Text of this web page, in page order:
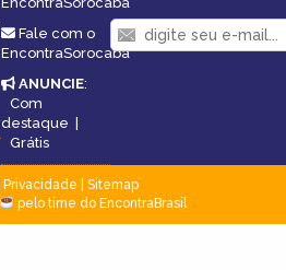
Fale com o
EncontraSorocaba
ANUNCIE:
Com
destaque
Grátis
Privacidade
Sitemap
pelo time do EncontraBrasil